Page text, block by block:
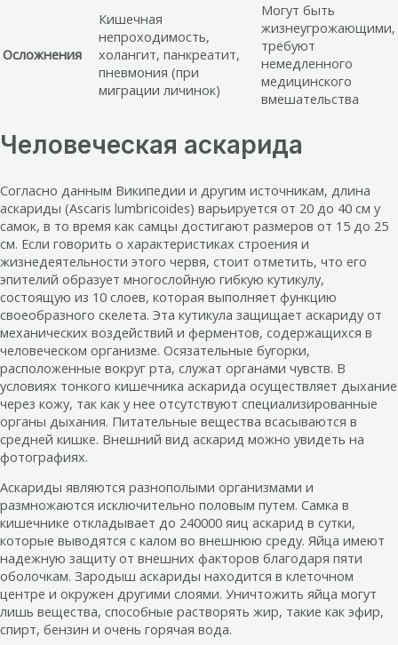
Осложнения
Кишечная
непроходимость,
холангит, панкреатит,
пневмония (при
миграции личинок)
Могут быть
жизнеугрожающими,
требуют
немедленного
медицинского
вмешательства
Человеческая аскарида
Согласно данным Википедии и другим источникам, длина
аскариды (Ascaris lumbricoides) варьируется от 20 до 40 см у
самок, в то время как самцы достигают размеров от 15 до 25
см. Если говорить о характеристиках строения и
жизнедеятельности этого червя, стоит отметить, что его
эпителий образует многослойную гибкую кутикулу,
состоящую из 10 слоев, которая выполняет функцию
своеобразного скелета. Эта кутикула защищает аскариду от
механических воздействий и ферментов, содержащихся в
человеческом организме. Осязательные бугорки,
расположенные вокруг рта, служат органами чувств. В
условиях тонкого кишечника аскарида осуществляет дыхание
через кожу, так как у нее отсутствуют специализированные
органы дыхания. Питательные вещества всасываются в
средней кишке. Внешний вид аскарид можно увидеть на
фотографиях.
Аскариды являются разнополыми организмами и
размножаются исключительно половым путем. Самка в
кишечнике откладывает до 240000 яиц аскарид в сутки,
которые выводятся с калом во внешнюю среду. Яйца имеют
надежную защиту от внешних факторов благодаря пяти
оболочкам. Зародыш аскариды находится в клеточном
центре и окружен другими слоями. Уничтожить яйца могут
лишь вещества, способные растворять жир, такие как эфир,
спирт, бензин и очень горячая вода.